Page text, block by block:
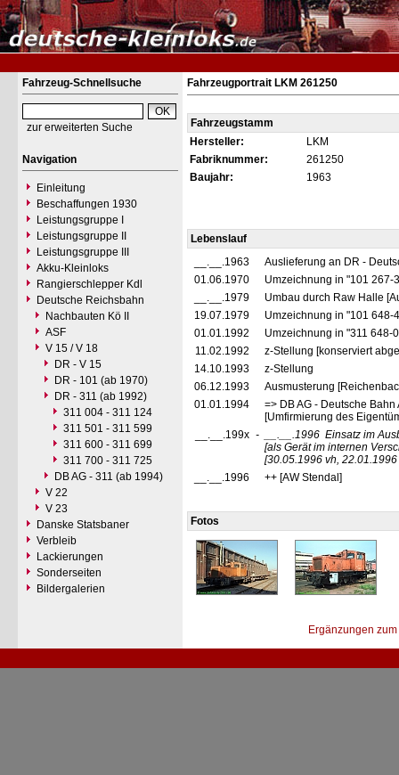
Fahrzeug-Schnellsuche
zur erweiterten Suche
Navigation
Einleitung
Beschaffungen 1930
Leistungsgruppe I
Leistungsgruppe II
Leistungsgruppe III
Akku-Kleinloks
Rangierschlepper Kdl
Deutsche Reichsbahn
Nachbauten Kö II
ASF
V 15 / V 18
DR - V 15
DR - 101 (ab 1970)
DR - 311 (ab 1992)
311 004 - 311 124
311 501 - 311 599
311 600 - 311 699
311 700 - 311 725
DB AG - 311 (ab 1994)
V 22
V 23
Danske Statsbaner
Verbleib
Lackierungen
Sonderseiten
Bildergalerien
Fahrzeugportrait LKM 261250
Fahrzeugstamm
Hersteller:
LKM
Fabriknummer:
261250
Baujahr:
1963
Lebenslauf
__.__.1963
Auslieferung an DR -
01.06.1970
Umzeichnung in "101 267-
__.__.1979
Umbau durch Raw Halle
19.07.1979
Umzeichnung in "101 648-
01.01.1992
Umzeichnung in "311 648-
11.02.1992
z-Stellung [konserviert
14.10.1993
z-Stellung
06.12.1993
Ausmusterung
01.01.1994
=> DB AG - Deutsche
[Umfirmierung des
__.__.199x - __.__.1996 Einsatz im
[als Gerät im internen
[30.05.1996 vh, 22.01.1996
__.__.1996
++ [AW Stendal]
Fotos
Ergänzungen